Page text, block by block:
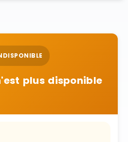
plus disponible